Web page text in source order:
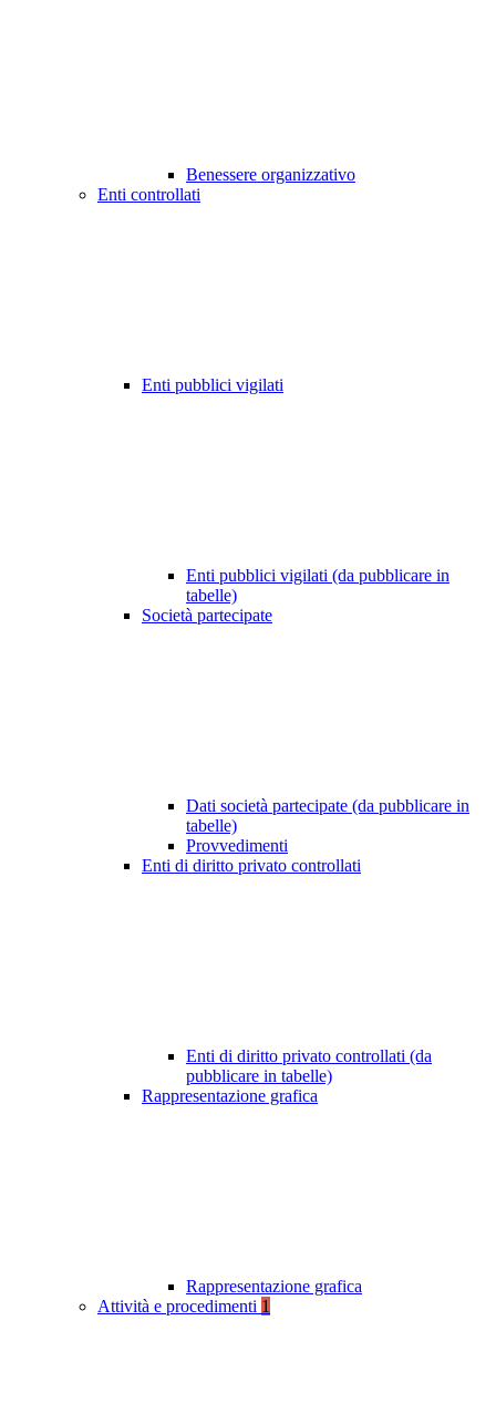
Benessere organizzativo
Enti controllati
Enti pubblici vigilati
Enti pubblici vigilati (da pubblicare in
tabelle)
Società partecipate
Dati società partecipate (da pubblicare in
tabelle)
Provvedimenti
Enti di diritto privato controllati
Enti di diritto privato controllati (da
pubblicare in tabelle)
Rappresentazione grafica
Rappresentazione grafica
Attività e procedimenti 1